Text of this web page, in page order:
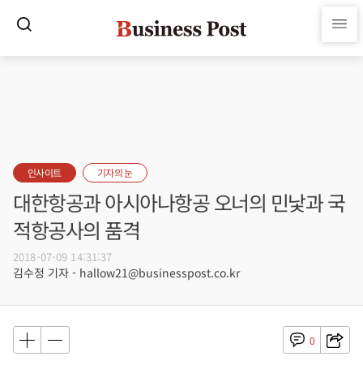
인사이트 기자의 눈
대한항공과 아시아나항공 오너의 민낯과 국
적항공사의 품격
2018-07-09 14:31:37
김수정 기자 - hallow21@businesspost.co.kr
0